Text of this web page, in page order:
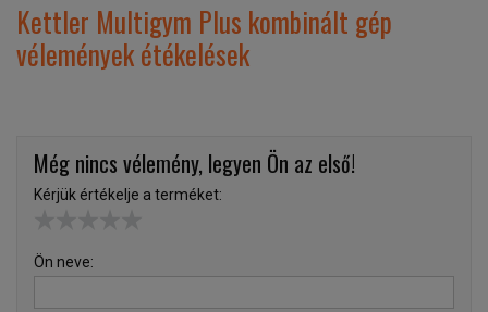
Kettler Multigym Plus kombinált gép
vélemények étékelések
Még nincs vélemény, legyen Ön az első!
Kérjük értékelje a terméket:
Ön neve: